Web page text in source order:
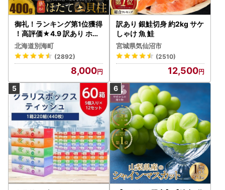
御礼！ランキング第1位獲得
！高評価★4.9 訳あり ホタ
テ 400g（ほたて 帆立 貝柱
冷凍 ）
北海道別海町
(2892)
8,000
訳あり 銀鮭切身 約2kg サケ
しゃけ 魚 鮭
宮城県気仙沼市
(2510)
12,500